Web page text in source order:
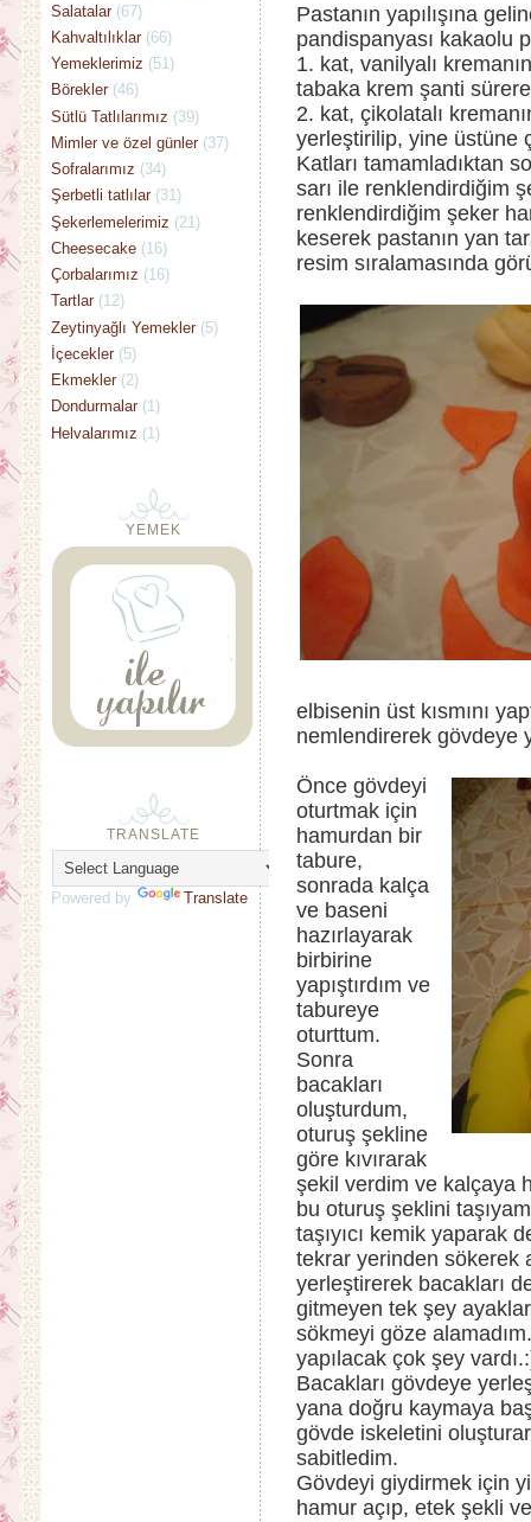
Pastanın yapılışına
pandispanyası kakaolu
1. kat, vanilyalı
tabaka krem şanti
2. kat, çikolatalı
yerleştirilip, yine üstüne
Katları tamamladıktan
sarı ile renklendirdiğim
renklendirdiğim şeker
keserek pastanın yan
resim sıralamasında
elbisenin üst kısmını
nemlendirerek gövdeye
Önce gövdeyi
oturtmak için
hamurdan bir
tabure,
sonrada kalça
ve baseni
hazırlayarak
birbirine
yapıştırdım ve
tabureye
oturttum.
Sonra
bacakları
oluşturdum,
oturuş şekline
göre kıvırarak
şekil verdim ve kalçaya
bu oturuş şeklini
taşıyıcı kemik yaparak
tekrar yerinden sökerek
yerleştirerek bacakları
gitmeyen tek şey
sökmeyi göze
yapılacak çok şey
Bacakları gövdeye
yana doğru kaymaya
gövde iskeletini
sabitledim.
Gövdeyi giydirmek için
hamur açıp, etek şekli
Salatalar (67)
Kahvaltılıklar (66)
Yemeklerimiz (51)
Börekler (46)
Sütlü Tatlılarımız (39)
Mimler ve özel günler (37)
Sofralarımız (34)
Şerbetli tatlılar (31)
Şekerlemelerimiz (21)
Cheesecake (16)
Çorbalarımız (16)
Tartlar (12)
Zeytinyağlı Yemekler (5)
İçecekler (5)
Ekmekler (2)
Dondurmalar (1)
Helvalarımız (1)
YEMEK
TRANSLATE
Powered by Translate